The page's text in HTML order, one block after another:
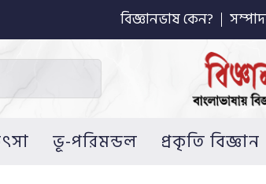
বিজ্ঞানভাষ কেন?
ভূ-পরিমন্ডল প্রকৃতি বিজ্ঞান